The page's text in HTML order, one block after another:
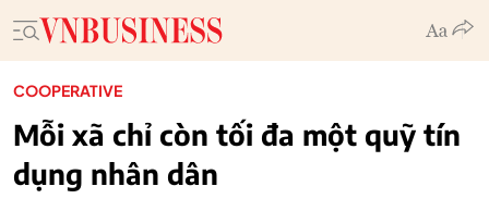
COOPERATIVE
Mỗi xã chỉ còn tối đa một quỹ tín
dụng nhân dân